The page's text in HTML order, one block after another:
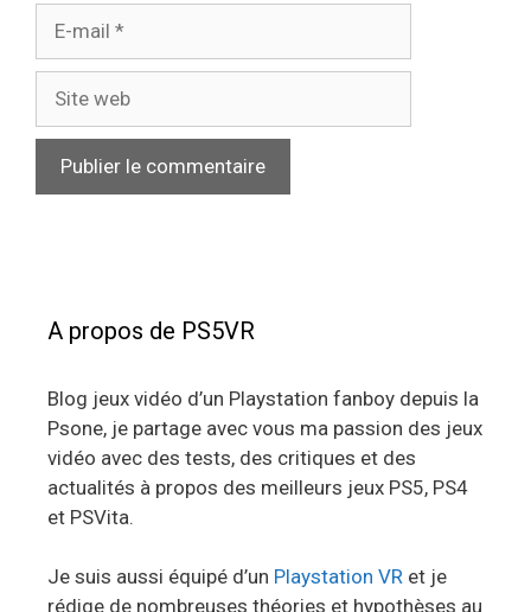
mail
web
A propos de PS5VR
Blog jeux vidéo d’un Playstation fanboy depuis la
Psone, je partage avec vous ma passion des jeux
vidéo avec des tests, des critiques et des
actualités à propos des meilleurs jeux PS5, PS4
et PSVita.
Je suis aussi équipé d’un Playstation VR et je
rédige de nombreuses théories et hypothèses au